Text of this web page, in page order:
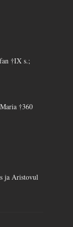
†IX s.;
†360
ja Aristovul